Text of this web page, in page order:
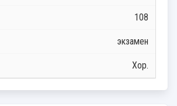
108
экзамен
Хор.